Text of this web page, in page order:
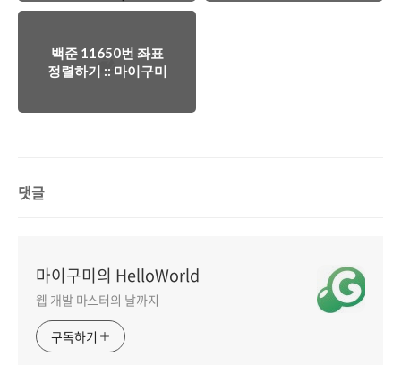
백준 11650번 좌표
정렬하기 :: 마이구미
댓글
마이구미의 HelloWorld
웹 개발 마스터의 날까지
구독하기